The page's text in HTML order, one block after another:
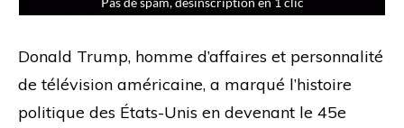
Donald Trump, homme d’affaires et personnalité
de télévision américaine, a marqué l’histoire
politique des États-Unis en devenant le 45e